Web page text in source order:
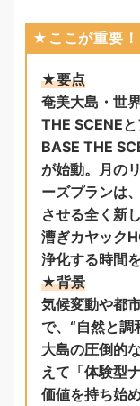
★ここが重要！
★要点
奄美大島・世
THE SCENE
BASE THE
が始動。月の
ーズプランは
させる全く新
漕ぎカヤック
浄化する時間
★背景
気候変動や都
で、“自然と調
大島の圧倒的
えて「体験型
価値を持ち始